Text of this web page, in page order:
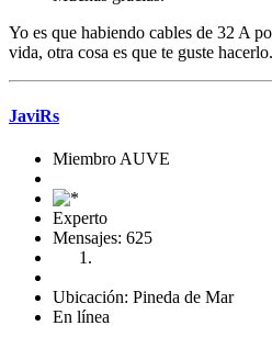
Yo es que habiendo cables de 32 A
vida, otra cosa es que te guste hacerlo.
JaviRs
Miembro AUVE
Experto
Mensajes: 625
Ubicación: Pineda de Mar
En línea